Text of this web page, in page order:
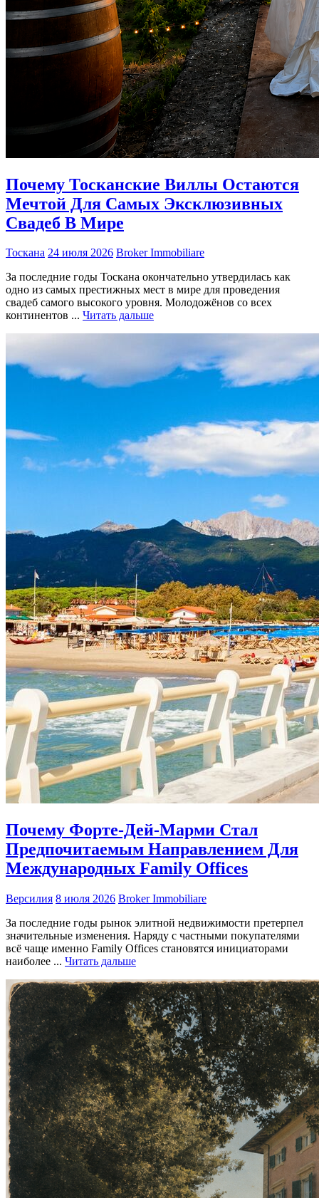
Почему Тосканские Виллы Остаются
Мечтой Для Самых Эксклюзивных
Свадеб В Мире
Тоскана 24 июля 2026 Broker Immobiliare
За последние годы Тоскана окончательно утвердилась как
одно из самых престижных мест в мире для проведения
свадеб самого высокого уровня. Молодожёнов со всех
континентов ... Читать дальше
Почему Форте-Дей-Марми Стал
Предпочитаемым Направлением Для
Международных Family Offices
Версилия 8 июля 2026 Broker Immobiliare
За последние годы рынок элитной недвижимости претерпел
значительные изменения. Наряду с частными покупателями
всё чаще именно Family Offices становятся инициаторами
наиболее ... Читать дальше